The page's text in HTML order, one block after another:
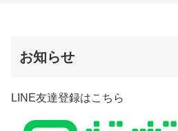
お知らせ
LINE友達登録はこちら